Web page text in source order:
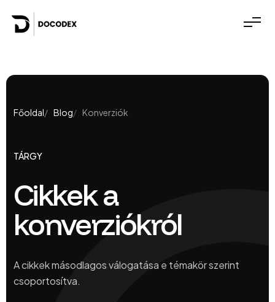
Főoldal Blog Konverziók
TÁRGY
Cikkek a
konverziókról
A cikkek másodlagos válogatása e témakör szerint
csoportosítva.